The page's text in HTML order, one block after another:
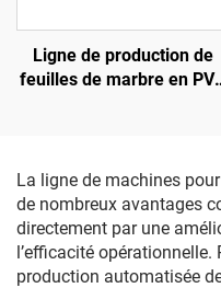
Ligne de production de
feuilles de marbre en
La ligne de machines
de nombreux avantages
directement par une
l’efficacité
production automatisée